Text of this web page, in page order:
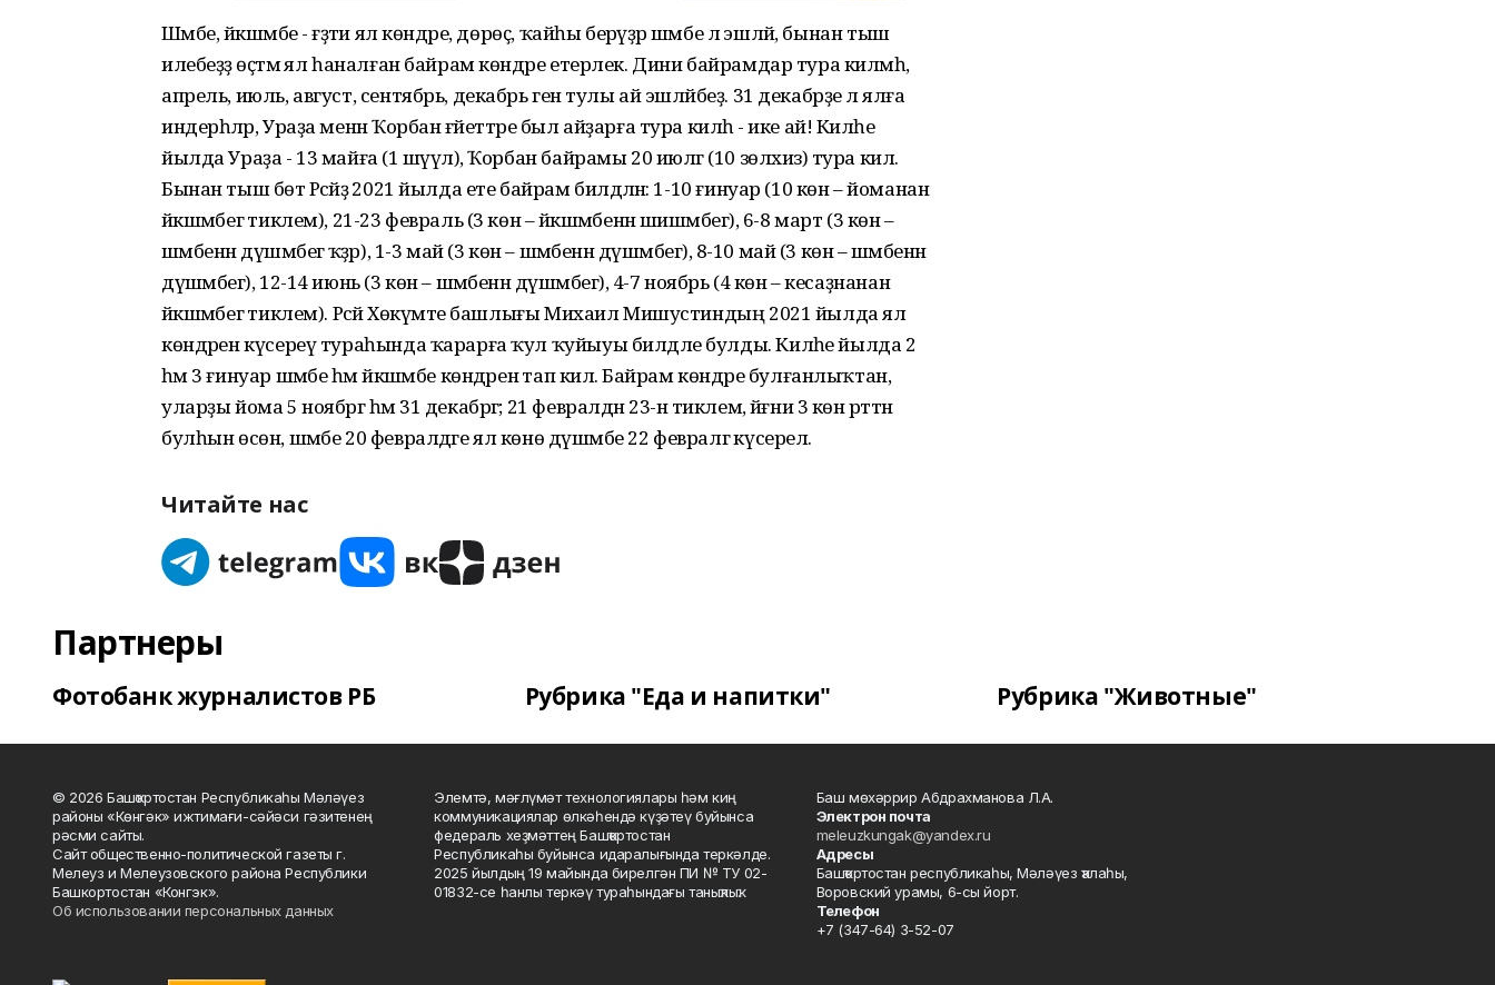
Шәмбе, йәкшәмбе - ғәҙәти ял көндәре, дөрөҫ, ҡайһы берәүҙәр шәмбе лә эшләй, бынан тыш
илебеҙҙә өҫтәмә ял һаналған байрам көндәре етерлек. Дини байрамдар тура килмәһә,
апрель, июль, август, сентябрь, декабрь генә тулы ай эшләйбеҙ. 31 декабрҙе лә ялға
индерһәләр, Ураҙа менән Ҡорбан ғәйеттәре был айҙарға тура килһә - ике ай! Киләһе
йылда Ураҙа - 13 майға (1 шәүүәл), Ҡорбан байрамы 20 июлгә (10 зөлхизә) тура килә.
Бынан тыш бөтә Рәсәйҙә 2021 йылда ете байрам билдәләнә: 1-10 ғинуар (10 көн – йоманан
йәкшәмбегә тиклем), 21-23 февраль (3 көн – йәкшәмбенән шишәмбегә), 6-8 март (3 көн –
шәмбенән дүшәмбегә ҡәҙәр), 1-3 май (3 көн – шәмбенән дүшәмбегә), 8-10 май (3 көн – шәмбенән
дүшәмбегә), 12-14 июнь (3 көн – шәмбенән дүшәмбегә), 4-7 ноябрь (4 көн – кесаҙнанан
йәкшәмбегә тиклем). Рәсәй Хөкүмәте башлығы Михаил Мишустиндың 2021 йылда ял
көндәрен күсереү тураһында ҡарарға ҡул ҡуйыуы билдәле булды. Киләһе йылда 2
һәм 3 ғинуар шәмбе һәм йәкшәмбе көндәренә тап килә. Байрам көндәре булғанлыҡтан,
уларҙы йома 5 ноябргә һәм 31 декабргә; 21 февралдән 23-нә тиклем, йәғни 3 көн рәттән
булһын өсөн, шәмбе 20 февралдәге ял көнө дүшәмбе 22 февралгә күсерелә.
Читайте нас
Партнеры
Фотобанк журналистов РБ Рубрика "Еда и напитки" Рубрика "Животные"
© 2026 Башҡортостан Республикаһы Мәләүез
районы «Көнгәк» ижтимағи-сәйәси гәзитенең
рәсми сайты.
Сайт общественно-политической газеты г.
Мелеуз и Мелеузовского района Республики
Башкортостан «Конгэк».
Об использовании персональных данных
Элемтә, мәғлүмәт технологиялары һәм киң
коммуникациялар өлкәһендә күҙәтеү буйынса
федераль хеҙмәттең Башҡортостан
Республикаһы буйынса идаралығында теркәлде.
2025 йылдың 19 майында бирелгән ПИ № ТУ 02-
01832-се һанлы теркәү тураһындағы таныҡлыҡ.
Баш мөхәррир Абдрахманова Л.А.
Электрон почта
meleuzkungak@yandex.ru
Адресы
Башҡортостан республикаһы, Мәләүез ҡалаһы,
Воровский урамы, 6-сы йорт.
Телефон
+7 (347-64) 3-52-07